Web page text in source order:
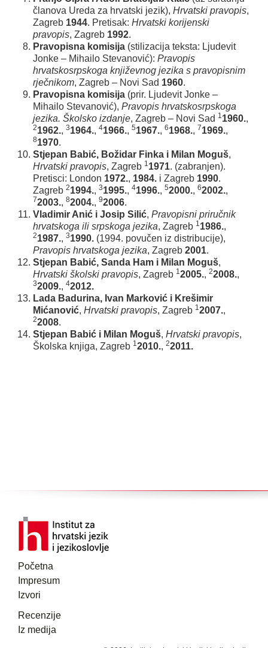
članova Ureda za hrvatski jezik), Hrvatski pravopis,
Zagreb 1944. Pretisak: Hrvatski korijenski
pravopis, Zagreb 1992.
Pravopisna komisija (stilizacija teksta: Ljudevit
Jonke – Mihailo Stevanović): Pravopis
hrvatskosrpskoga književnog jezika s pravopisnim
rječnikom, Zagreb – Novi Sad 1960.
Pravopisna komisija (prir. Ljudevit Jonke –
Mihailo Stevanović), Pravopis hrvatskosrpskoga
jezika. Školsko izdanje, Zagreb – Novi Sad 11960.,
21962., 31964., 41966., 51967., 61968., 71969.,
81970.
Stjepan Babić, Božidar Finka i Milan Moguš,
Hrvatski pravopis, Zagreb 11971. (zabranjen).
Pretisci: London 1972., 1984. i Zagreb 1990.
Zagreb 21994., 31995., 41996., 52000., 62002.,
72003., 82004., 92006.
Vladimir Anić i Josip Silić, Pravopisni priručnik
hrvatskoga ili srpskoga jezika, Zagreb 11986.,
21987., 31990. (1994. povučen iz distribucije),
Pravopis hrvatskoga jezika, Zagreb 2001.
Stjepan Babić, Sanda Ham i Milan Moguš,
Hrvatski školski pravopis, Zagreb 12005., 22008.,
32009., 42012.
Lada Badurina, Ivan Marković i Krešimir
Mićanović, Hrvatski pravopis, Zagreb 12007.,
22008.
Stjepan Babić i Milan Moguš, Hrvatski pravopis,
Školska knjiga, Zagreb 12010., 22011.
Početna
Impresum
Izvori
Recenzije
Iz medija